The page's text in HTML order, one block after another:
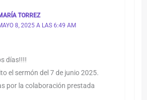
TORREZ
8, 2025 A LAS 6:49 AM
días!!!!
el sermón del 7 de junio 2025.
por la colaboración prestada